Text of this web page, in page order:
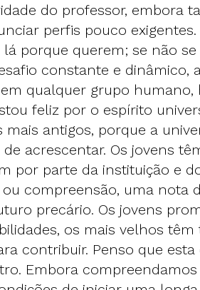
do professor, embora
perfis pouco
lá porque querem; se não
constante e dinâmico,
qualquer grupo humano,
feliz por o espírito
mais antigos, porque a
acrescentar. Os jovens
por parte da instituição e
compreensão, uma nota
precário. Os jovens
os mais velhos
contribuir. Penso que
Embora